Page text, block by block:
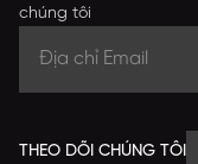
chúng tôi
THEO DÕI CHÚNG TÔI